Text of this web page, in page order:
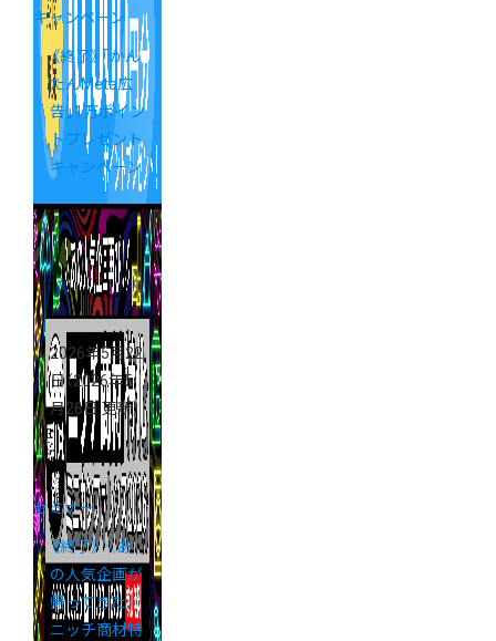
キャンペーン
《終了》「かん
たんMeta広
告」1万ポイン
トプレゼント
キャンペーン
2026年5月22
日 （2026年5
月26日 更新）
セミナー
《終了》＼あ
の人気企画が
帰ってきた／
ニッチ商材特